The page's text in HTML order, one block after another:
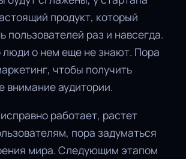
продукт, который
пользователей раз и навсегда.
люди о нем еще не знают. Пора
чтобы получить
внимание аудитории.
работает, растет
пора задуматься
мира. Следующим этапом